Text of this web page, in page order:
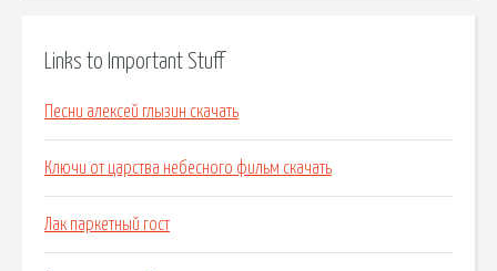
Links to Important Stuff
Песни алексей глызин скачать
Ключи от царства небесного фильм скачать
Лак паркетный гост